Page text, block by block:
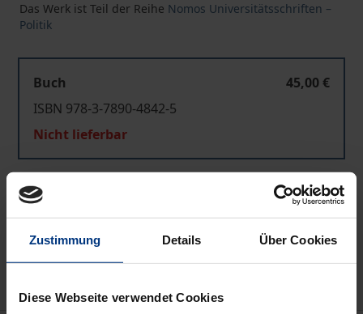
Zustimmung Details Über Cookies
Diese Webseite verwendet Cookies
Das Werk ist Teil der Reihe Nomos Universitätsschriften –
Politik
Buch
45,00 €
ISBN 978-3-7890-4842-5
Nicht lieferbar
Hinweise zu Versandkosten